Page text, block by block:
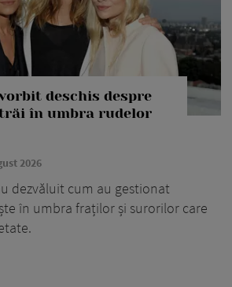
deschis despre
în umbra rudelor
2026
dezvăluit cum au gestionat
în umbra fraților și surorilor care